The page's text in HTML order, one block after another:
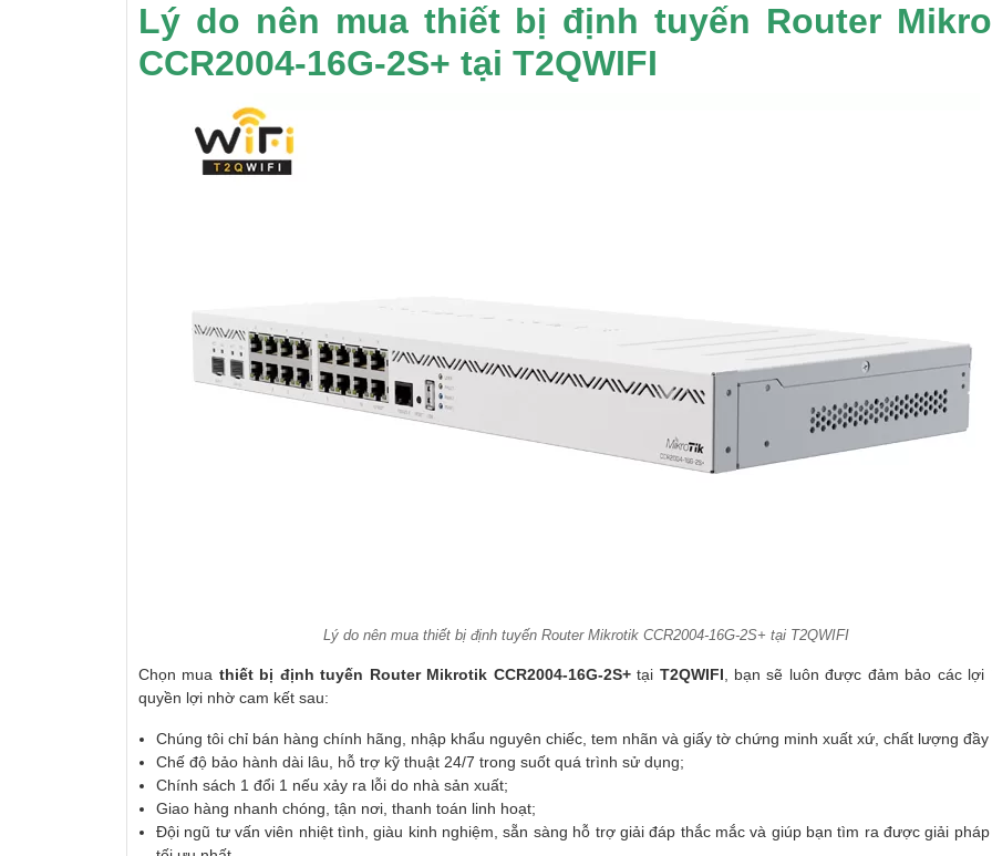
Lý do nên mua thiết bị định tuyến Router
CCR2004-16G-2S+ tại T2QWIFI
Lý do nên mua thiết bị định tuyến Router Mikrotik CCR2004-16G-2S+ tại T2QWIFI
Chọn mua thiết bị định tuyến Router Mikrotik CCR2004-16G-2S+tại T2QWIFI, bạn sẽ luôn được đảm bảo các lợi
quyền lợi nhờ cam kết sau:
Chúng tôi chỉ bán hàng chính hãng, nhập khẩu nguyên chiếc, tem nhãn và giấy tờ chứng minh xuất xứ, chất lượng đầy
Chế độ bảo hành dài lâu, hỗ trợ kỹ thuật 24/7 trong suốt quá trình sử dụng;
Chính sách 1 đổi 1 nếu xảy ra lỗi do nhà sản xuất;
Giao hàng nhanh chóng, tận nơi, thanh toán linh hoạt;
Đội ngũ tư vấn viên nhiệt tình, giàu kinh nghiệm, sẵn sàng hỗ trợ giải đáp thắc mắc và giúp bạn tìm ra được giải